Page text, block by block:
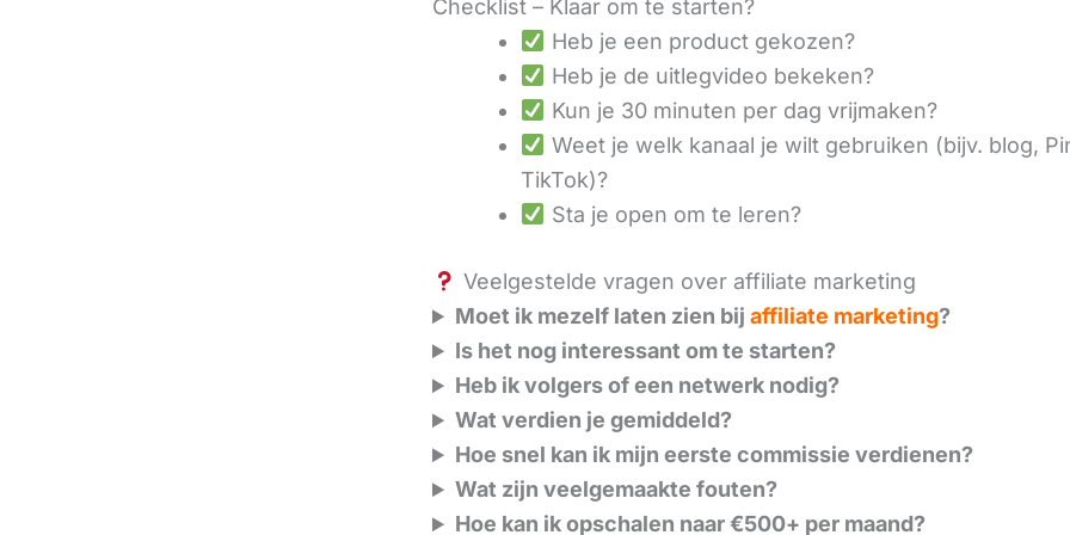
Checklist – Klaar om te starten?
Heb je een product gekozen?
Heb je de uitlegvideo bekeken?
Kun je 30 minuten per dag vrijmaken?
Weet je welk kanaal je wilt gebruiken (bijv. blog,
TikTok)?
Sta je open om te leren?
Veelgestelde vragen over affiliate marketing
Moet ik mezelf laten zien bijaffiliate marketing?
Is het nog interessant om te starten?
Heb ik volgers of een netwerk nodig?
Wat verdien je gemiddeld?
Hoe snel kan ik mijn eerste commissie verdienen?
Wat zijn veelgemaakte fouten?
Hoe kan ik opschalen naar €500+ per maand?